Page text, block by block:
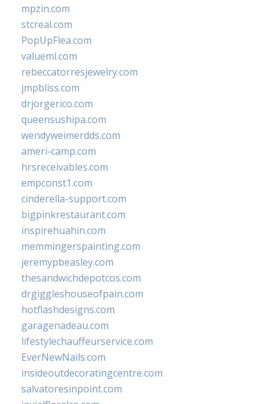
mpzin.com
stcreal.com
PopUpFlea.com
valueml.com
rebeccatorresjewelry.com
jmpbliss.com
drjorgerico.com
queensushipa.com
wendyweimerdds.com
ameri-camp.com
hrsreceivables.com
empconst1.com
cinderella-support.com
bigpinkrestaurant.com
inspirehuahin.com
memmingerspainting.com
jeremypbeasley.com
thesandwichdepotcos.com
drgiggleshouseofpain.com
hotflashdesigns.com
garagenadeau.com
lifestylechauffeurservice.com
EverNewNails.com
insideoutdecoratingcentre.com
salvatoresinpoint.com